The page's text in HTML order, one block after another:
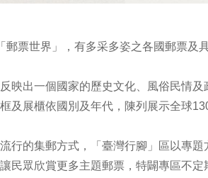
郵票世界」，有多采多姿之各國郵票及
映出一個國家的歷史文化、風俗民情
及展櫃依國別及年代，陳列展示全球
行的集郵方式，「臺灣行腳」區以專
民眾欣賞更多主題郵票，特闢專區不定